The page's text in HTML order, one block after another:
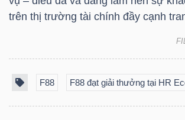
trên thị trường tài chính đầy cạnh
F88 F88 đạt giải thưởng tại HR
ĐỘNG